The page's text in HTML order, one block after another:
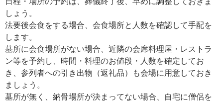
しょう。
法要後会食をする場合、会食場所と人数を確認して手配を
します。
墓所に会食場所がない場合、近隣の会席料理屋・レストラ
ン等を予約し、時間・料理のお値段・人数を確定してお
き、参列者への引き出物（返礼品）も会場に用意しておき
ましょう。
墓所が無く、納骨場所が決まってない場合、自宅に僧侶を